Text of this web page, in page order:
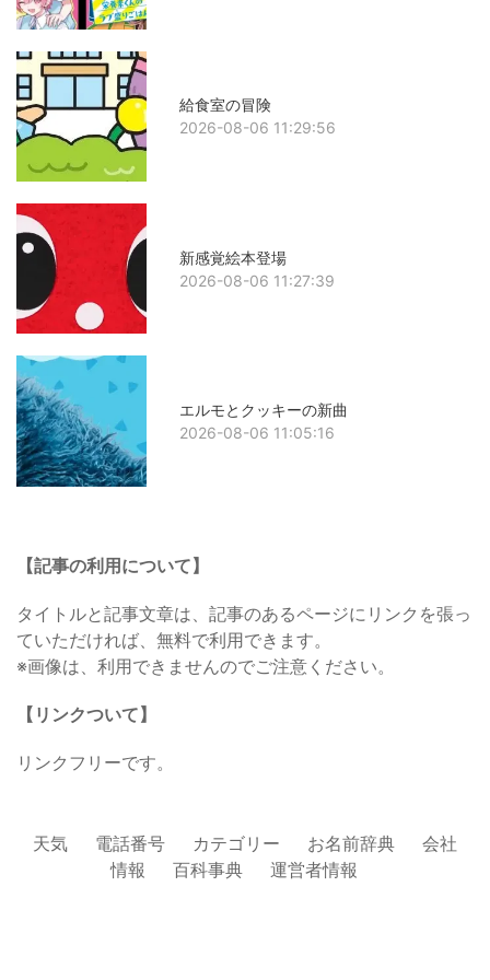
給食室の冒険
2026-08-06 11:29:56
新感覚絵本登場
2026-08-06 11:27:39
エルモとクッキーの新曲
2026-08-06 11:05:16
【記事の利用について】
タイトルと記事文章は、記事のあるページにリンクを張っ
ていただければ、無料で利用できます。
※画像は、利用できませんのでご注意ください。
【リンクついて】
リンクフリーです。
天気 電話番号 カテゴリー お名前辞典
会社
情報
百科事典 運営者情報